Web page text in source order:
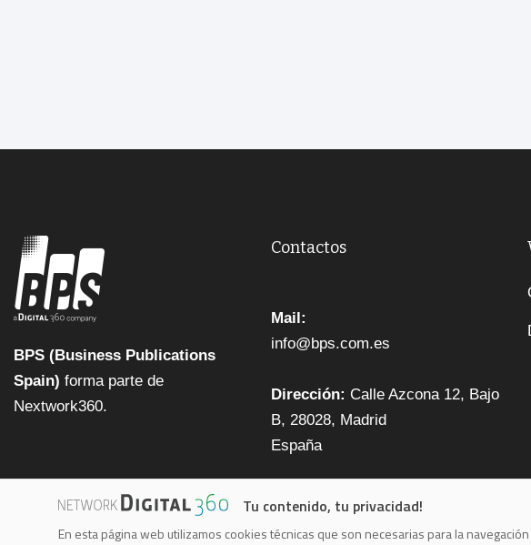
BPS (Business Publications
Spain) forma parte de
Nextwork360.
Contactos
Mail:
info@bps.com.es
Dirección: Calle Azcona 12, Bajo
B, 28028, Madrid
España
Tu contenido, tu privacidad!
En esta página web utilizamos cookies técnicas que son necesarias para la